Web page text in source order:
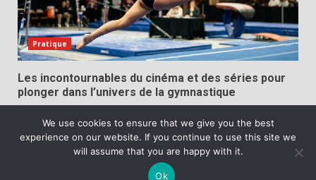
Pratique
Les incontournables du cinéma et des séries pour
plonger dans l’univers de la gymnastique
Copyright © All rights reserved.|DarkNews
themes
We use cookies to ensure that we give you the best
experience on our website. If you continue to use this site we
will assume that you are happy with it.
Ok